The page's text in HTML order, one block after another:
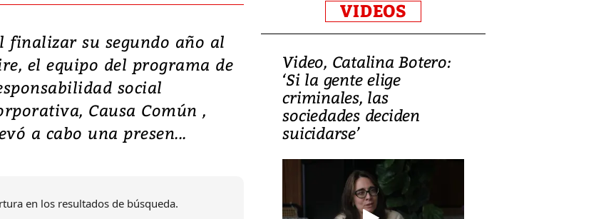
finalizar su segundo año al
el equipo del programa de
social
Causa Común ,
a cabo una presen...
en los resultados de búsqueda.
VIDEOS
Video, Japón: Terremoto
deja heridos y graves
daños en Kumamoto
Video, Catalina Botero:
‘Si la gente elige
criminales, las
sociedades deciden
suicidarse’